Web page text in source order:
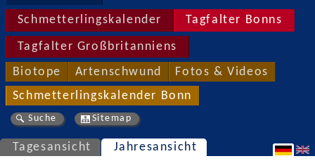
Schmetterlingskalender Tagfalter Bonns
Tagfalter Großbritanniens
Biotope Artenschwund Fotos & Videos
Schmetterlingskalender Bonn
Suche Sitemap
Tagesansicht Jahresansicht